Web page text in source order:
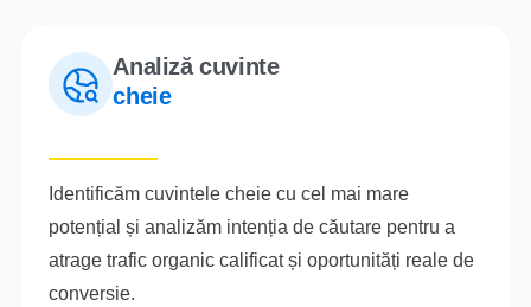
Analiză cuvinte
cheie
Identificăm cuvintele cheie cu cel mai mare
potențial și analizăm intenția de căutare pentru a
atrage trafic organic calificat și oportunități reale de
conversie.